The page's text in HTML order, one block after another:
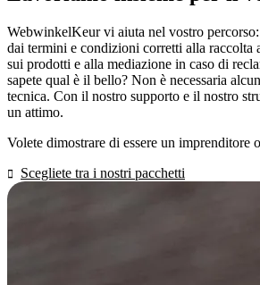
WebwinkelKeur vi aiuta nel vostro
dai termini e condizioni corretti alla raccolta
sui prodotti e alla mediazione in caso di
sapete qual è il bello? Non è necessaria
tecnica. Con il nostro supporto e il nostro
un attimo.
Volete dimostrare di essere un imprenditore
Scegliete tra i nostri pacchetti